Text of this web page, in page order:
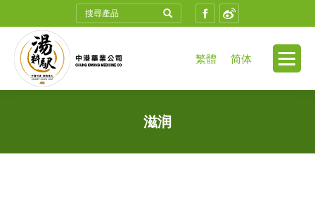
Search: Facebook
繁體 简体
滋润